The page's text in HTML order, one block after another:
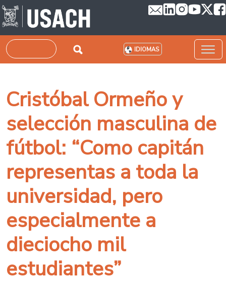
Pasar al contenido principal
Buscar IDIOMAS
Cristóbal Ormeño y
selección masculina de
fútbol: “Como capitán
representas a toda la
universidad, pero
especialmente a
dieciocho mil
estudiantes”